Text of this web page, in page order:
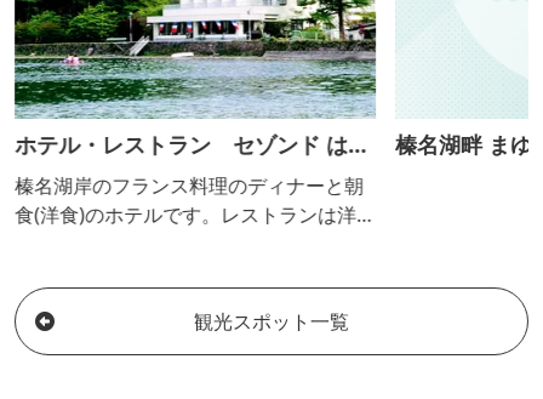
ホテル・レストラン セゾンド はる
な
榛名湖岸のフランス料理のディナーと朝
食(洋食)のホテルです。レストランは洋食
榛名湖畔 まゆ
観光スポット一覧